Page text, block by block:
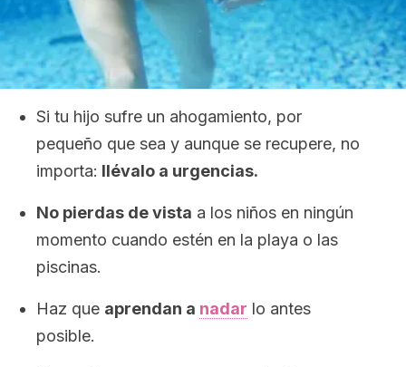
Si tu hijo sufre un ahogamiento, por
pequeño que sea y aunque se recupere, no
importa: llévalo a urgencias.
No pierdas de vista a los niños en ningún
momento cuando estén en la playa o las
piscinas.
Haz que aprendan a nadar lo antes
posible.